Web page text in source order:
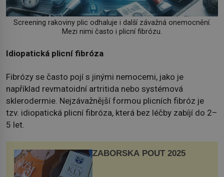
Screening rakoviny plic odhaluje i další závažná onemocnění.
Mezi nimi často i plicní fibrózu.
Idiopatická plicní fibróza
Fibrózy se často pojí s jinými nemocemi, jako je
například revmatoidní artritida nebo systémová
sklerodermie. Nejzávažnější formou plicních fibróz je
tzv. idiopatická plicní fibróza, která bez léčby zabíjí do 2–
5 let.
ZÁBOŘSKÁ POUŤ 2025